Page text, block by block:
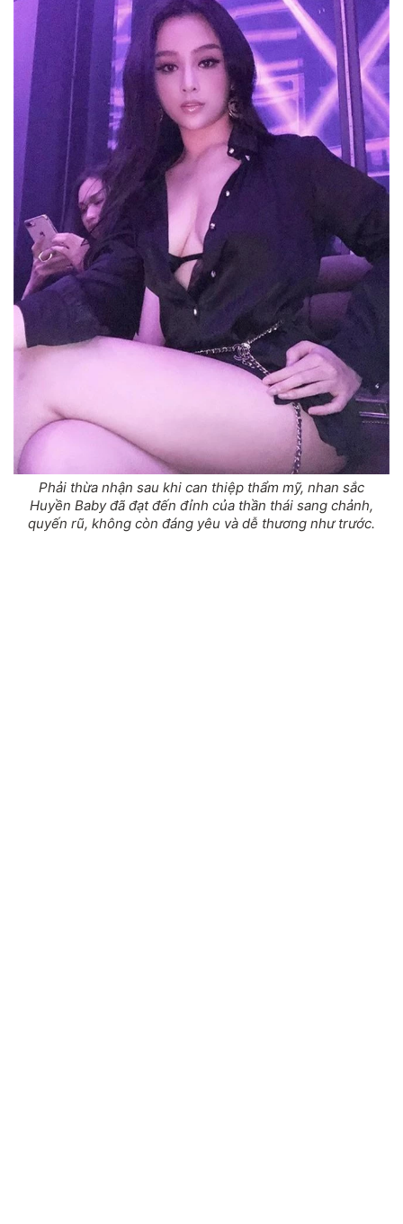
Phải thừa nhận sau khi can thiệp thẩm mỹ, nhan sắc
Huyền Baby đã đạt đến đỉnh của thần thái sang chảnh,
quyến rũ, không còn đáng yêu và dễ thương như trước.